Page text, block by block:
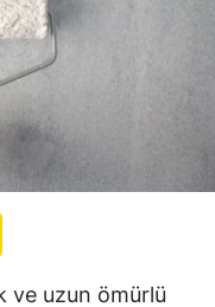
ve uzun ömürlü